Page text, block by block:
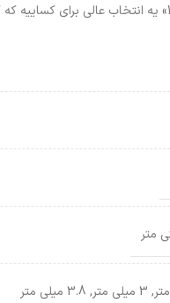
, 3 میلی متر , 3.8 میلی متر